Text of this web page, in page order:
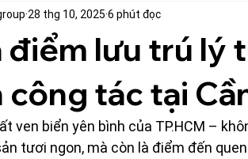
điểm lưu trú lý
công tác tại
28 thg 10, 2025 6 phút đọc
ven biển yên bình của TP.HCM –
tươi ngon, mà còn là điểm đến